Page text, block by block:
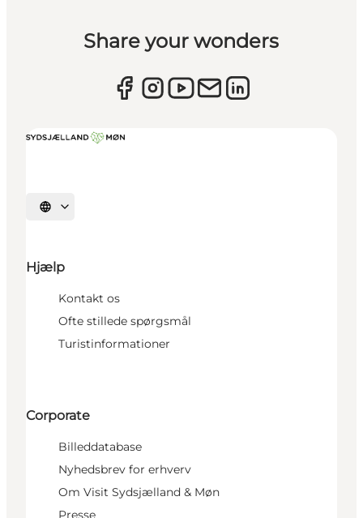
Share your wonders
Vælg sprog
Hjælp
Kontakt os
Ofte stillede spørgsmål
Turistinformationer
Corporate
Billeddatabase
Nyhedsbrev for erhverv
Om Visit Sydsjælland & Møn
Presse